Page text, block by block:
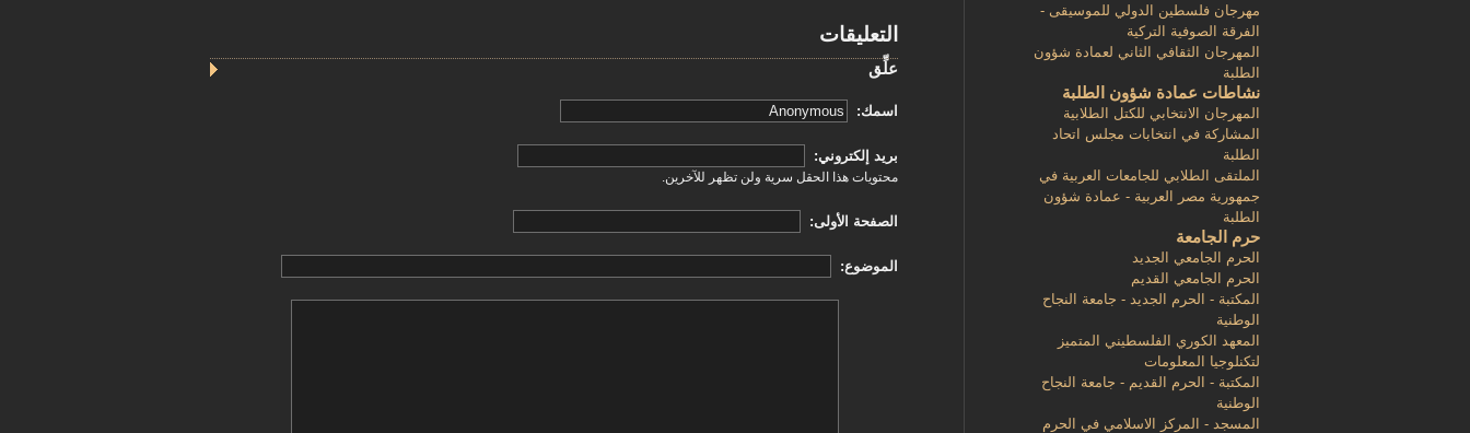
التعليقات
علِّق
‏اسمك: ‏
‏بريد إلكتروني: ‏
محتويات هذا الحقل سرية ولن تظهر للآخرين.
‏الصفحة الأولى: ‏
‏الموضوع: ‏
مهرجان فلسطين الدولي للموسيقى -
الفرقة الصوفية التركية
المهرجان الثقافي الثاني لعمادة شؤون
الطلبة
نشاطات عمادة شؤون الطلبة
المهرجان الانتخابي للكتل الطلابية
المشاركة في انتخابات مجلس اتحاد
الطلبة
الملتقى الطلابي للجامعات العربية في
جمهورية مصر العربية - عمادة شؤون
الطلبة
حرم الجامعة
الحرم الجامعي الجديد
الحرم الجامعي القديم
المكتبة - الحرم الجديد - جامعة النجاح
الوطنية
المعهد الكوري الفلسطيني المتميز
لتكنلوجيا المعلومات
المكتبة - الحرم القديم - جامعة النجاح
الوطنية
المسجد - المركز الاسلامي في الحرم